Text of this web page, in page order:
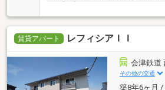
賃貸アパート レフィシアＩＩ
会津鉄道
その他の交通
築8年6ヶ月 /